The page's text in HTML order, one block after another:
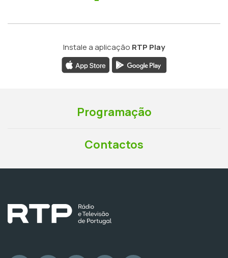
Instale a aplicação RTP Play
Programação
Contactos